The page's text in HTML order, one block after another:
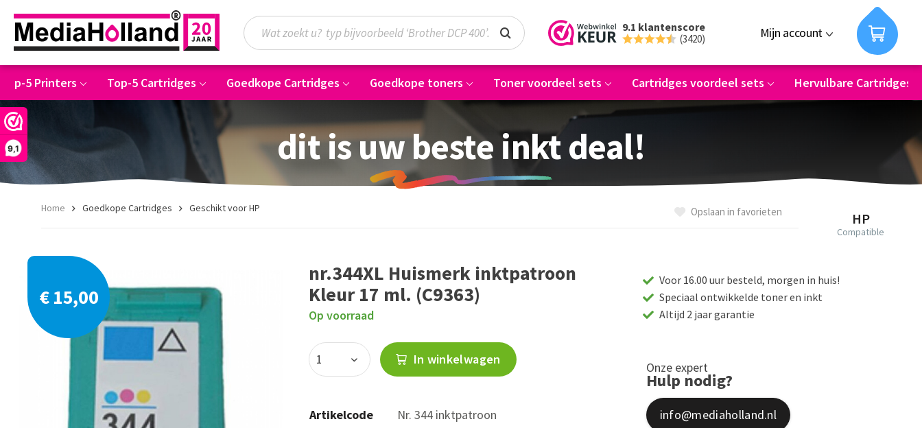
9,1
9.1 klantenscore
(3420) Mijn account
Top-5 Printers Top-5 Cartridges Goedkope Cartridges Goedkope toners Toner voordeel sets Cartridges voordeel sets Hervulbare Cartridges
dit is uw beste inkt deal!
Home Goedkope Cartridges Geschikt voor HP
€ 15,00
nr.344XL Huismerk inktpatroon
Kleur 17 ml. (C9363)
Op voorraad
In winkelwagen
Artikelcode
Nr. 344 inktpatroon
Opslaan in favorieten HP
Compatible
Voor 16.00 uur besteld, morgen in huis!
Speciaal ontwikkelde toner en inkt
Altijd 2 jaar garantie
Onze expert
Hulp nodig?
info@mediaholland.nl